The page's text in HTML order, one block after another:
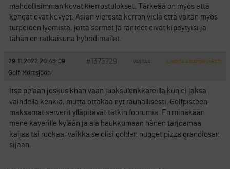
mahdollisimman kovat kierrostulokset. Tärkeää on myös että
kengät ovat kevyet. Asian vierestä kerron vielä että vältän myös
turpeiden lyömistä, jotta sormet ja ranteet eivät kipeytyisi ja
tähän on ratkaisuna hybridimailat.
29.11.2022 20:46:09 #1375729 VASTAA ILMOITA ASIATON VIESTI
Golf-Mörtsjöön
Itse pelaan joskus khan vaan juoksulenkkareilla kun ei jaksa
vaihdella kenkiä, mutta ottakaa nyt rauhallisesti. Golfpisteen
maksamat serverit ylläpitävät tätkin foorumia. En minäkään
mene kaverille kylään ja ala haukkumaan hänen tarjoamaa
kaljaa tai ruokaa, vaikka se olisi golden nugget pizza grandiosan
sijaan.